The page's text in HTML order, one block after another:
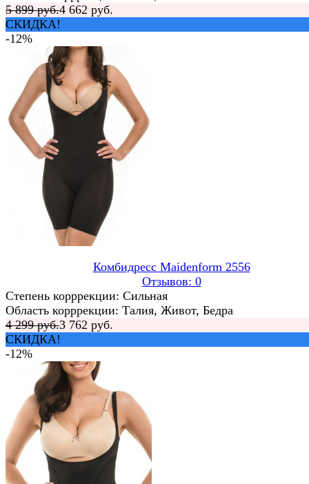
5 899 руб.4 662 руб.
СКИДКА!
-12%
Комбидресс Maidenform 2556
Отзывов: 0
Степень корррекции: Сильная
Область корррекции: Талия, Живот, Бедра
4 299 руб.3 762 руб.
СКИДКА!
-12%